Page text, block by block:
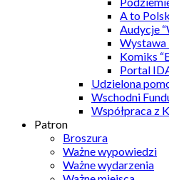
A to
Audycje
Wystawa
Komiks
Portal
Udzielona
Wschodni
Współpraca z
Patron
Broszura
Ważne wypowiedzi
Ważne wydarzenia